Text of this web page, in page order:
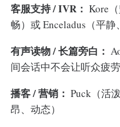
客服支持 / IVR： Kore
畅）或 Enceladus（平静
有声读物 / 长篇旁白：
间会话中不会让听众疲劳
播客 / 营销： Puck（活
昂、动态）